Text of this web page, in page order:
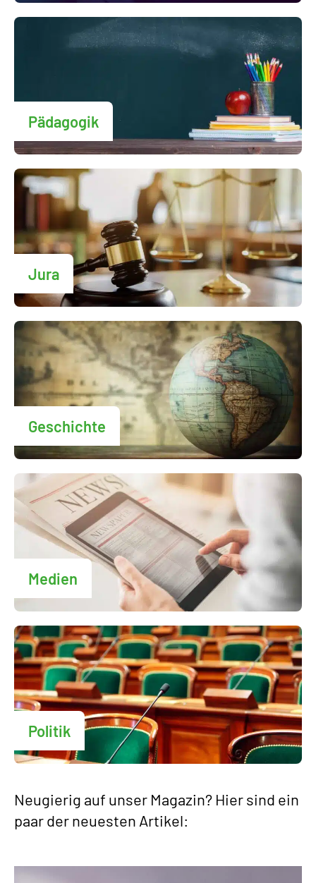
Pädagogik
Jura
Geschichte
Medien
Politik
Neugierig auf unser Magazin? Hier sind ein
paar der neuesten Artikel: